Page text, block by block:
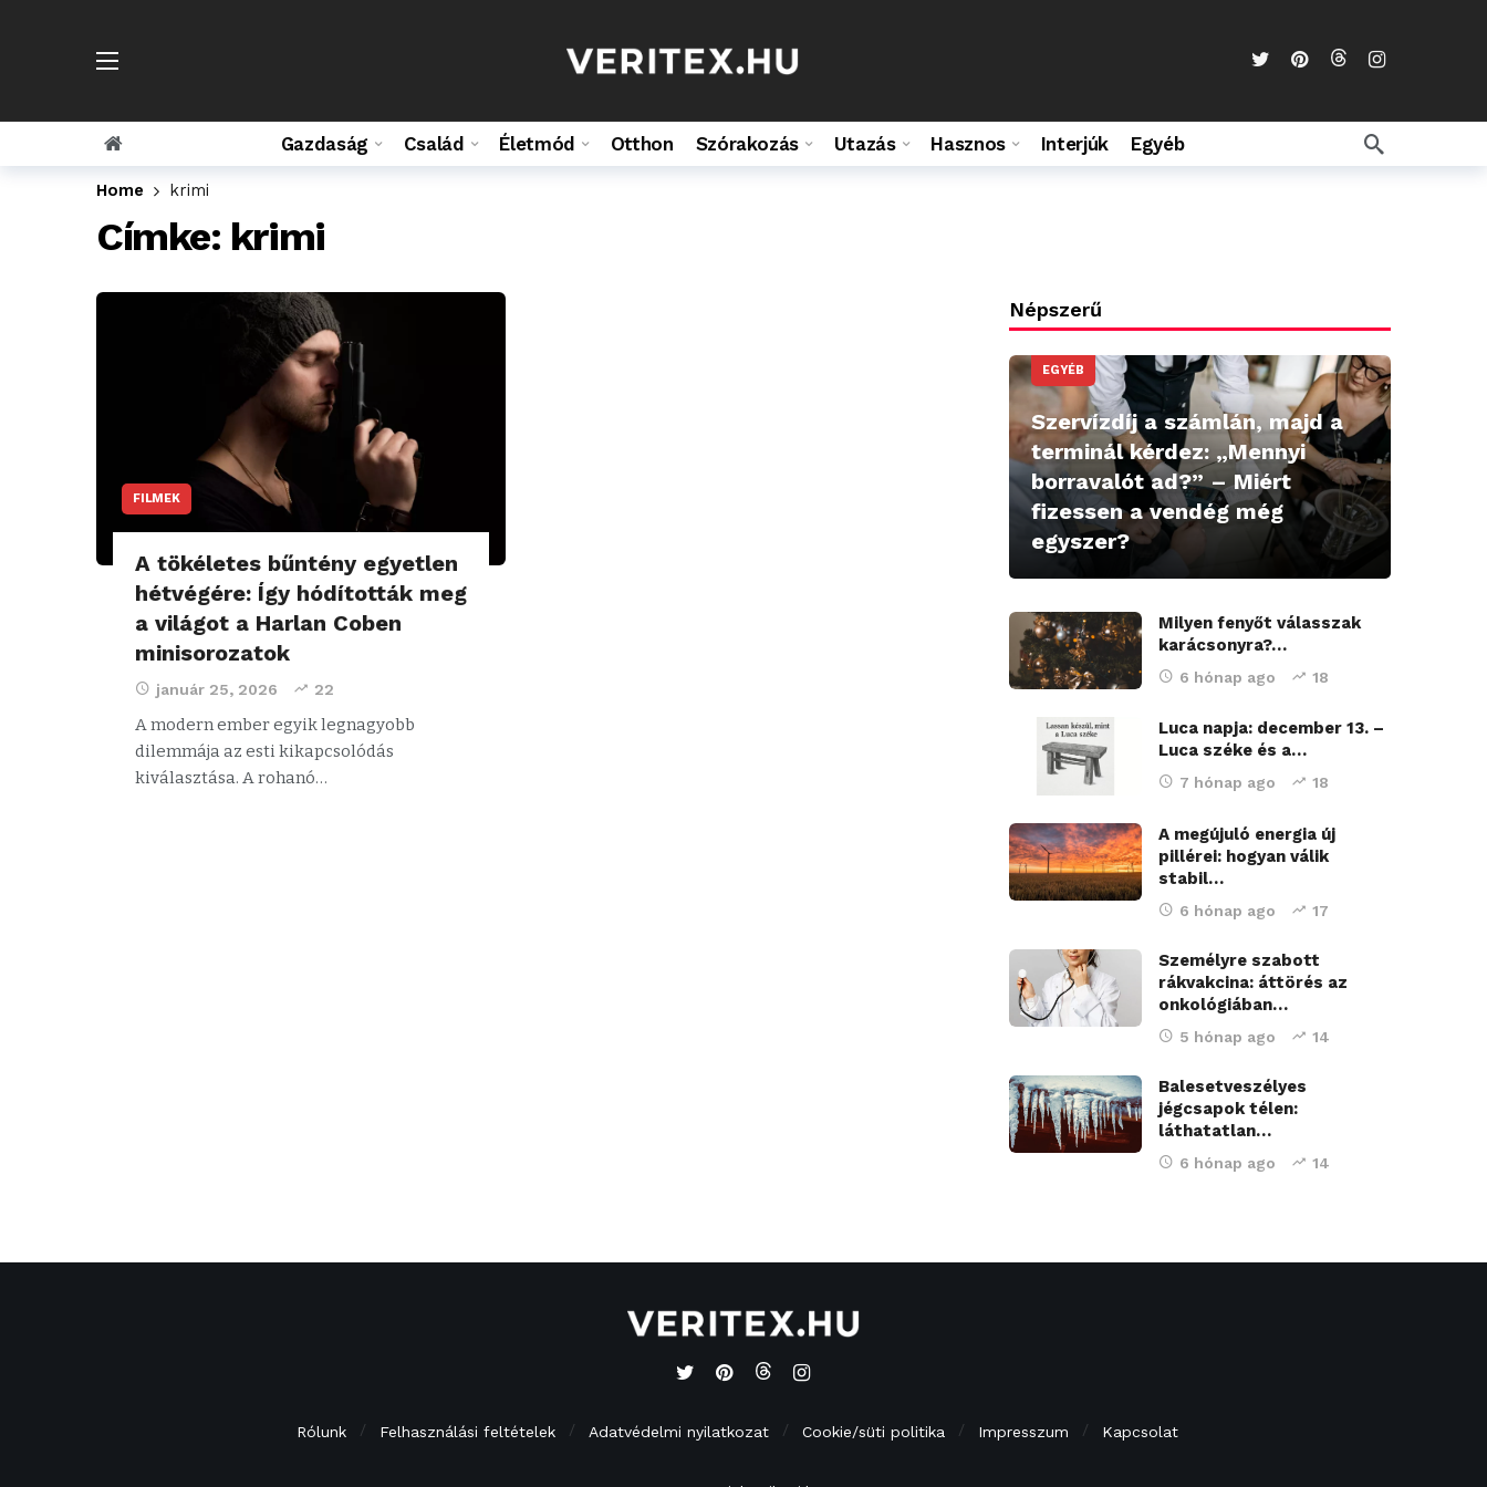
Gazdaság Család Életmód Otthon Szórakozás Utazás Hasznos Interjúk Egyéb
Home krimi
Címke: krimi
FILMEK
A tökéletes bűntény egyetlen
hétvégére: Így hódították meg
a világot a Harlan Coben
minisorozatok
január 25, 2026 22
A modern ember egyik legnagyobb
dilemmája az esti kikapcsolódás
kiválasztása. A rohanó…
Népszerű
EGYÉB
Szervízdíj a számlán, majd a
terminál kérdez: „Mennyi
borravalót ad?” – Miért
fizessen a vendég még
egyszer?
Milyen fenyőt válasszak
karácsonyra?…
6 hónap ago 18
Luca napja: december 13. –
Luca széke és a…
7 hónap ago 18
A megújuló energia új
pillérei: hogyan válik
stabil…
6 hónap ago 17
Személyre szabott
rákvakcina: áttörés az
onkológiában…
5 hónap ago 14
Balesetveszélyes
jégcsapok télen:
láthatatlan…
6 hónap ago 14
Rólunk Felhasználási feltételek Adatvédelmi nyilatkozat Cookie/süti politika Impresszum Kapcsolat